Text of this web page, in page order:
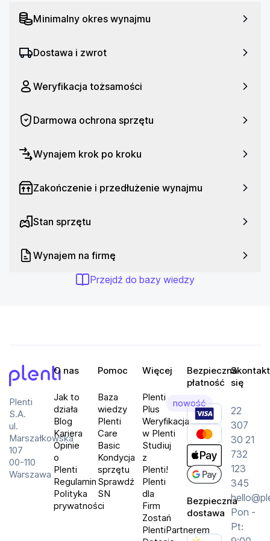
równomiernie rozkłada obciążenie, a nauszniki z
jednocześnie nie naciskając mocno na uszy. To
zapewnia  wygodę, stabilność i świetną izolację
Przeznaczenie: Gaming
Czas Pracy: do 40H
Dźwięk przestrzenny: 7.1
Mikrofon: Tak
Waga: 325g
PN: WHG700W.CE7
Minimalny okres wynajmu
Dostawa i zwrot
Weryfikacja tożsamości
Darmowa ochrona sprzętu
Wynajem krok po kroku
Zakończenie i przedłużenie wynajmu
Stan sprzętu
Wynajem na firmę
Przejdź do bazy wiedzy
Plenti
S.A.
ul.
Marszałkowska
107
00-110
Warszawa
O nas
Jak to
działa
Blog
Kariera
Opinie
o
Plenti
Regulamin
Polityka
prywatności
Pomoc
Baza
wiedzy
Plenti
Care
Basic
Kondycja
sprzętu
Sprawdź
SN
Więcej
Plenti
Plus
nowość
Weryfikacja
w Plenti
Studiuj
z
Plenti!
Plenti
dla
Firm
Zostań
PlentiPartnerem
Bezpieczna
płatność
Bezpieczna
dostawa
się
22
307
30 21
732
123
345
Pon -
Pt: